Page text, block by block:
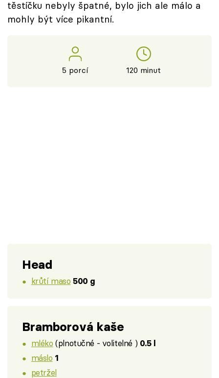
Přihlášení
těstíčku nebyly špatné, bylo jich ale málo a
mohly být více pikantní.
5 porcí 120 minut
Head
krůtí maso 500 g
Bramborová kaše
mléko (plnotučné - volitelné ) 0.5 l
máslo 1
petržel